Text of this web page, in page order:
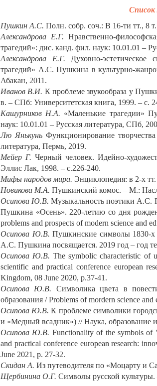
Пушкин А.С. Полн. cобр. соч.: В 16-ти тт.,
Александрова Е.Г.Нравственно-
трагедий»: дис. канд. фил. наук: 10.01.01 –
Александрова Е.Г. Духовно-
трагедий» А.С. Пушкина в культурно-
Абакан, 2011.
Иванов В.И. К проблеме звукообраза у
в. – СПб: Университетская книга, 1999. – с.
Кашурников Н.А. «Маленькие трагедии»
наук: 10.01.01 – Русская литература, СПб,
Лю ЯнькуньФункционирование
литература, Пермь, 2019.
Мейер Г.Черный человек. Идейно-
Эллис Лак, 1998. – с.226-240.
Мифы народов мира. Энциклопедия: в 2-х
Новикова М.А. Пушкинский комос. – М.:
Осипова Ю.В.Музыкальность поэтики А.С.
Пушкина «Осень». 220-летию со дня
problems and prospects of modern science and
Осипова Ю.В. Пушкинские символы 1830-
А.С. Пушкина посвящается. 2019 год – год
Осипова Ю.В.Тhe symbolic characteristic of
scientific and practical conference european
Kingdom, 08 June 2020, р.37-41.
Осипова Ю.В. Символика цвета в
образования / Problems of mordern science
Осипова Ю.В.К проблеме символики
и «Медный всадник») // Наука, образование
Осипова Ю.В. Functionality of the symbols
and practical conference european research:
June 2021, p. 27-32.
Скидан А. Из путеводителя по «Моцарту и
Щербинина О.Г. Символы русской культуры.